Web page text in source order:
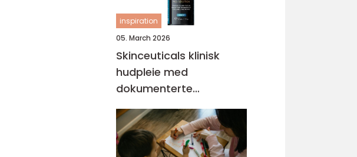
inspiration
05. March 2026
Skinceuticals klinisk
hudpleie med
dokumenterte
resultater